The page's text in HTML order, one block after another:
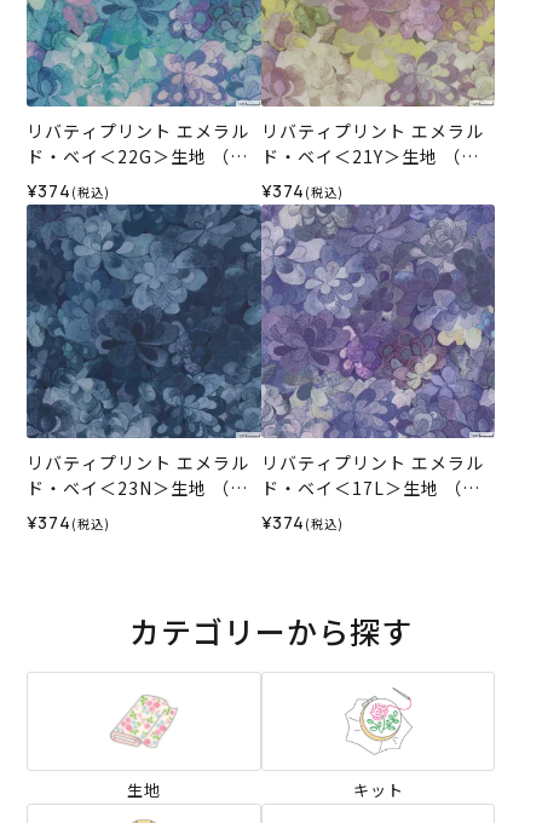
リバティプリント エメラル
ド・ベイ＜22G＞生地 （ホ
ビーラホビーレオリジナ
ル）2026SS
¥374 (税込)
リバティプリント エメラル
ド・ベイ＜21Y＞生地 （ホ
ビーラホビーレオリジナ
ル）2026SS
¥374 (税込)
リバティプリント エメラル
ド・ベイ＜23N＞生地 （ホ
ビーラホビーレオリジナ
ル）2026SS
¥374 (税込)
リバティプリント エメラル
ド・ベイ＜17L＞生地 （ホ
ビーラホビーレオリジナ
ル）2025AW
¥374 (税込)
カテゴリーから探す
生地 キット